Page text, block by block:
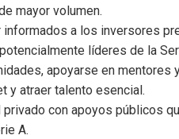
mayor volumen.
informados a los inversores
líderes de la
apoyarse en mentores
y atraer talento esencial.
con apoyos públicos
A.